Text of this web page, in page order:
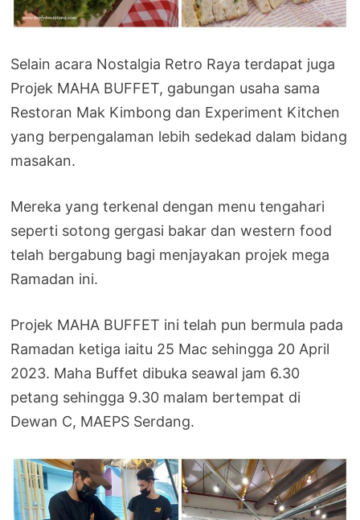
Selain acara Nostalgia Retro Raya terdapat juga
Projek MAHA BUFFET, gabungan usaha sama
Restoran Mak Kimbong dan Experiment Kitchen
yang berpengalaman lebih sedekad dalam bidang
masakan.
Mereka yang terkenal dengan menu tengahari
seperti sotong gergasi bakar dan western food
telah bergabung bagi menjayakan projek mega
Ramadan ini.
Projek MAHA BUFFET ini telah pun bermula pada
Ramadan ketiga iaitu 25 Mac sehingga 20 April
2023. Maha Buffet dibuka seawal jam 6.30
petang sehingga 9.30 malam bertempat di
Dewan C, MAEPS Serdang.